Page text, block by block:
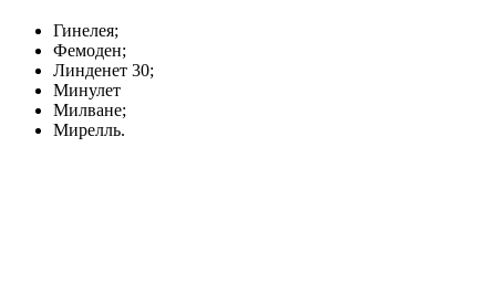
Гинелея;
Фемоден;
Линденет 30;
Минулет
Милване;
Мирелль.